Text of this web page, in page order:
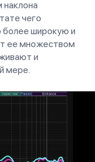
чего
более широкую и
ее множеством
и
мере.